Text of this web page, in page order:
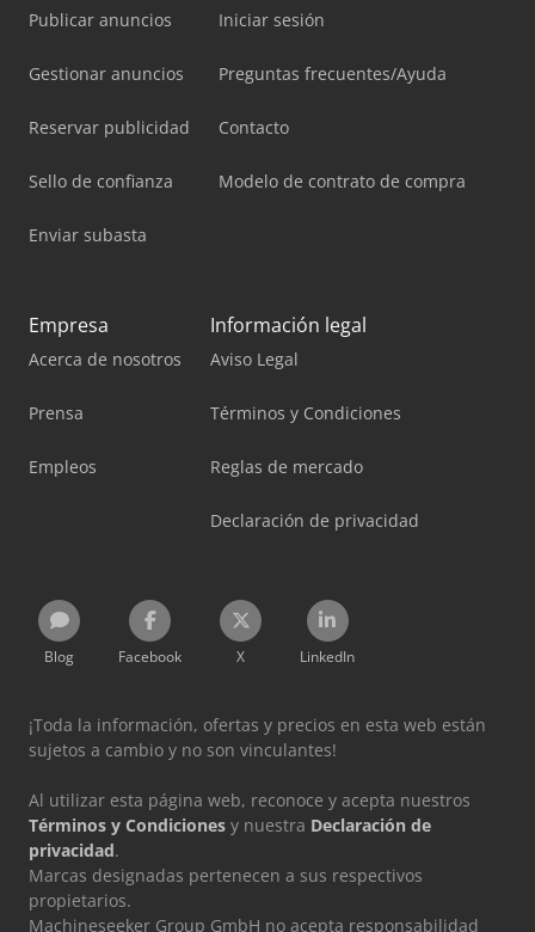
Publicar anuncios
Gestionar anuncios
Reservar publicidad
Sello de confianza
Enviar subasta
Iniciar sesión
Preguntas frecuentes/Ayuda
Contacto
Modelo de contrato de compra
Empresa
Acerca de nosotros
Prensa
Empleos
Información legal
Aviso Legal
Términos y Condiciones
Reglas de mercado
Declaración de privacidad
Blog Facebook X LinkedIn
¡Toda la información, ofertas y precios en esta web están
sujetos a cambio y no son vinculantes!
Al utilizar esta página web, reconoce y acepta nuestros
Términos y Condiciones y nuestra Declaración de
privacidad.
Marcas designadas pertenecen a sus respectivos
propietarios.
Machineseeker Group GmbH no acepta responsabilidad